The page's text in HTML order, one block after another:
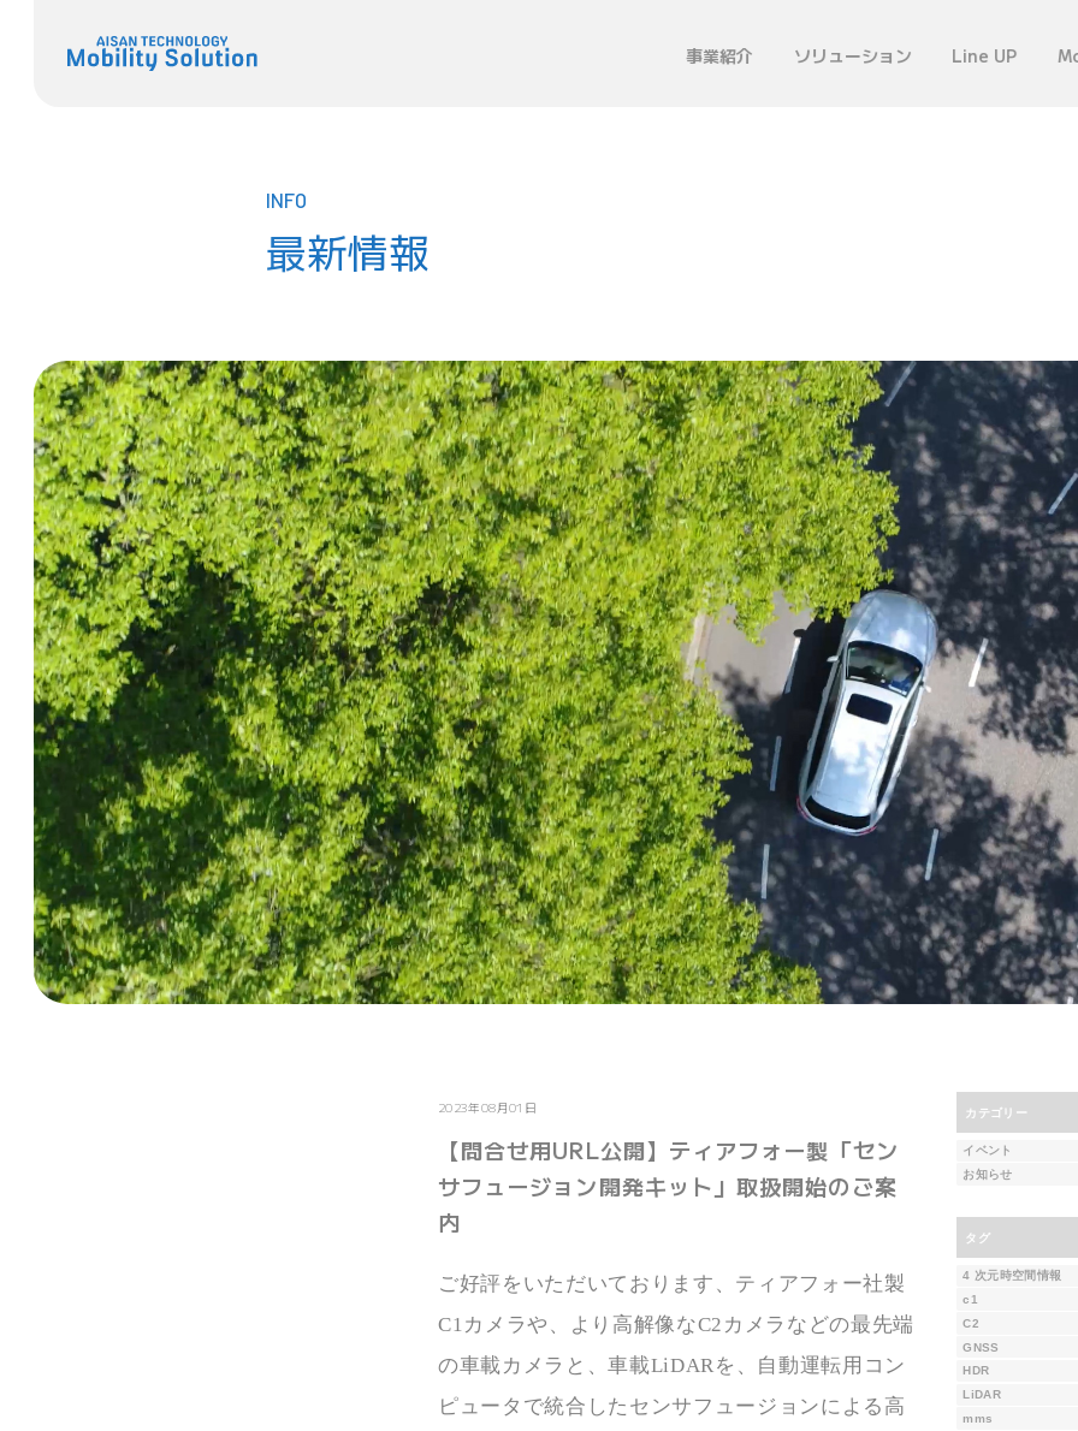
事業紹介 ソリューション Line UP
INFO
最新情報
2023年08月01日
【問合せ用URL公開】ティアフォー製「セン
サフュージョン開発キット」取扱開始のご案
内
ご好評をいただいております、ティアフォー社製
C1カメラや、より高解像なC2 カメラなどの最先端
の車載カメラと、車載LiDARを、自動運転用コン
ピュータで統合したセンサフュージョンによる高
カテゴリー
イベント
お知らせ
タグ
4 次元時空間情報
c1
C2
GNSS
HDR
LiDAR
mms